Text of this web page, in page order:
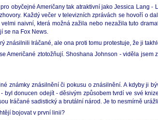
obyčejné Američany tak atraktivní jako Jessica Lang -
Každý večer v televizních zprávách se hovoří o
naivní, která možná zažila nebo nezažila tuto
se na Fox News.
znásilnili Iráčané, ale ona proti tomu protestuje, že ji
Američané ztotožňují. Shoshana Johnson - viděla jsem
známky znásilnění či pokusu o znásilnění. A kdyby ji
donucen odejít - děsivým způsobem tvrdí ve své
Iráčané sadistický a brutální národ. Je to nesmírně
bojovat v první linii?